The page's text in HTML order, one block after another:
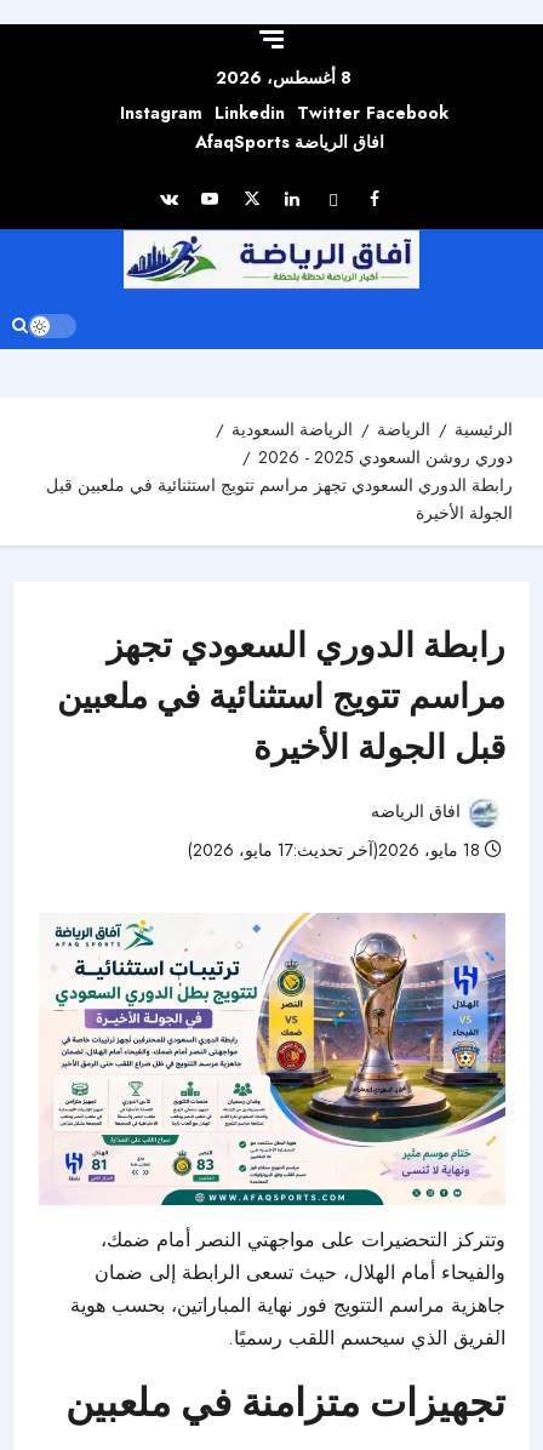
8 أغسطس، 2026
Facebook
Twitter
Linkedin
Instagram
افاق الرياضة AfaqSports
الرئيسية الرياضة
الرياضة السعودية
دوري روشن السعودي 2025 - 2026
رابطة الدوري السعودي تجهز مراسم تتويج استثنائية في ملعبين قبل
الجولة الأخيرة
رابطة الدوري السعودي تجهز
مراسم تتويج استثنائية في ملعبين
قبل الجولة الأخيرة
افاق الرياضه
وتتركز التحضيرات على مواجهتي النصر أمام ضمك،
والفيحاء أمام الهلال، حيث تسعى الرابطة إلى ضمان
جاهزية مراسم التتويج فور نهاية المباراتين، بحسب هوية
الفريق الذي سيحسم اللقب رسميًا.
تجهيزات متزامنة في ملعبين